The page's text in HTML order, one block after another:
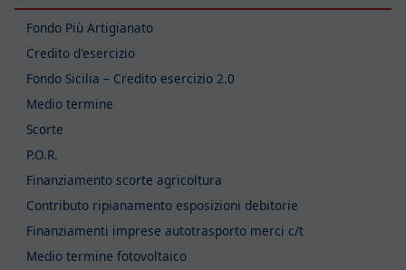
Fondo Più Artigianato
Credito d'esercizio
Fondo Sicilia – Credito esercizio 2.0
Medio termine
Scorte
P.O.R.
Finanziamento scorte agricoltura
Contributo ripianamento esposizioni debitorie
Finanziamenti imprese autotrasporto merci c/t
Medio termine fotovoltaico